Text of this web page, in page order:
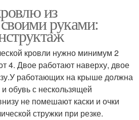
из
руками:
кровли нужно минимум 2
4. Двое работают наверху, двое
работающих на крыше должна
обувь с нескользящей
не помешают каски и очки
стружки при резке.